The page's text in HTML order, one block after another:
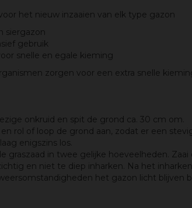
het nieuw inzaaien van elk type gazon
siergazon
gebruik
snelle en egale kieming
zorgen voor een extra snelle
onkruid en spit de grond ca. 30 cm om.
rol of loop de grond aan, zodat er een
enigszins los.
graszaad in twee gelijke hoeveelheden.
en niet te diep inharken. Na het
het gazon licht